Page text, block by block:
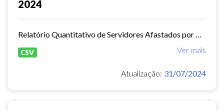
2024
Ver mais
CSV
Atualização: 31/07/2024